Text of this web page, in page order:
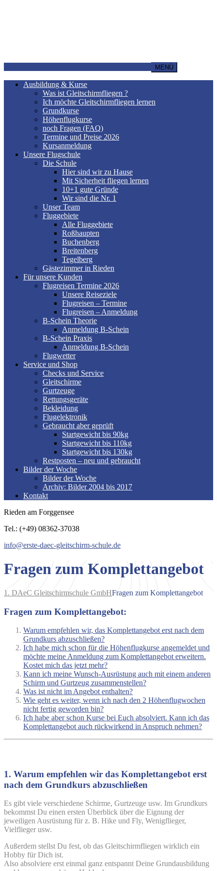
MENÜ
Ausbildung & Kurse
Was ist Gleitschirmfliegen ?
Ich möchte Gleitschirmfliegen lernen
Grundkurse
Höhenflugkurse
noch Fragen (FAQ)
Termine und Preise 2026
Kursanmeldung
Unsere Flugschule
Die Schule
Hier sind wir zu Hause
Mit Sicherheit fliegen lernen
10+1 gute Gründe
Wir sind die Nr. 1
Unser Team
Fluggebiete
Alle Fluggebiete
Roßhaupten
Buchenberg
Breitenberg
Tegelberg
Gästezimmer in Rieden
Für unsere Kunden
Flugreisen Termine 2026
Unsere Reiseziele
Flugreisen – Termine
Flugreisen – Anmeldung
B-Schein Theorie
Anmeldung B-Schein
B-Schein Praxis
Anmeldung B-Schein
Flugwetter
Service und Shop
Checks und Service
Gleitschirme
Gurtzeuge
Rettungsgeräte
Bekleidung
Flugelektronik
Gebraucht aber geprüft
Startgewicht bis 90kg
Startgewicht bis 110kg
Startgewicht bis 130kg
Restposten – neu und gebraucht
Bilder der Woche
Bilder der Woche
Archiv: Bilder 2004 bis 2017
Kontakt
Rieden am Forggensee
Tel.: (+49) 08362-37038
info@erste-daec-gleitschirm-schule.de
Fragen zum Komplettangebot
1. DAeC Gleitschirmschule GmbHFragen zum Komplettangebot
Fragen zum Komplettangebot:
Warum empfehlen wir, das Komplettangebot erst nach dem
Grundkurs abzuschließen?
Ich habe mich schon für die Höhenflugkurse angemeldet und
möchte meine Anmeldung zum Komplettangebot erweitern.
Kostet mich das jetzt mehr?
Kann ich meine Wunsch-Ausrüstung auch mit einem anderen
Schirm und Gurtzeug zusammenstellen?
Was ist nicht im Angebot enthalten?
Wie geht es weiter, wenn ich nach den 2 Höhenflugwochen
nicht fertig geworden bin?
Ich habe aber schon Kurse bei Euch absolviert. Kann ich das
Komplettangebot auch rückwirkend in Anspruch nehmen?
1. Warum empfehlen wir das Komplettangebot erst
nach dem Grundkurs abzuschließen
Es gibt viele verschiedene Schirme, Gurtzeuge usw. Im Grundkurs
bekommst Du einen ersten Überblick über die Eignung der
jeweiligen Ausrüstung für z. B. Hike und Fly, Wenigflieger,
Vielflieger usw.
Außerdem stellst Du fest, ob das Gleitschirmfliegen wirklich ein
Hobby für Dich ist.
Also absolviere erst einmal ganz entspannt Deine Grundausbildung